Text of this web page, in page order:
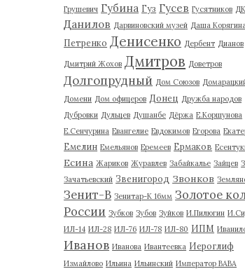
Грушевич Губина Гуз Гусев Гусятников
Данилов Дарвиновский музей Даша Корягина
Петренко Денисенко Дербент Дианов
Дмитрий Жохов Дмитров Доветров
Долгопрудный Дом Союзов
Домени Дом офицеров Донец Дружба народов
Дубровки Дульцев Душанбе Дёржа Е.Коршунова
Е.Сенчурина Евангелие Евдокимов Егорова
Емелин Емельянов Еремеев Ермаков
Есина Жариков Журавлев Забайкалье Зайцев
Зачатьевский Звенигород Звонков
Зенит-В Зенитар-К 16мм Золотое
России Зубков Зубов Зуйков И.Пилюгин
ИЛ-14 ИЛ-28 ИЛ-76 ИЛ-78 ИЛ-80 ИПМ
Иванов Иванова Ивантеевка Иероглиф
Измайлово Ильина Ильинский Император ВАВА